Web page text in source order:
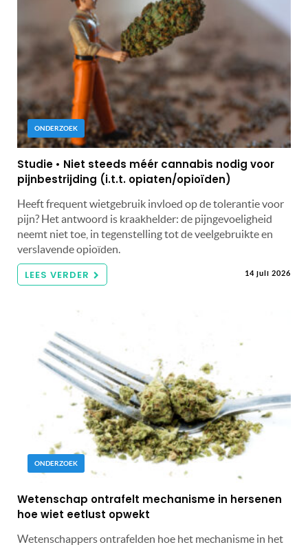
ONDERZOEK
Studie • Niet steeds méér cannabis nodig voor
pijnbestrijding (i.t.t. opiaten/opioïden)
Heeft frequent wietgebruik invloed op de tolerantie voor
pijn? Het antwoord is kraakhelder: de pijngevoeligheid
neemt niet toe, in tegenstelling tot de veelgebruikte en
verslavende opioïden.
LEES VERDER 14 juli 2026
ONDERZOEK
Wetenschap ontrafelt mechanisme in hersenen
hoe wiet eetlust opwekt
Wetenschappers ontrafelden hoe het mechanisme in het